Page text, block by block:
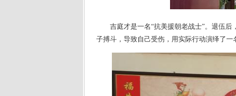
吉庭才是一名“抗美援朝老战士”。退伍
子搏斗，导致自己受伤，用实际行动演绎了一